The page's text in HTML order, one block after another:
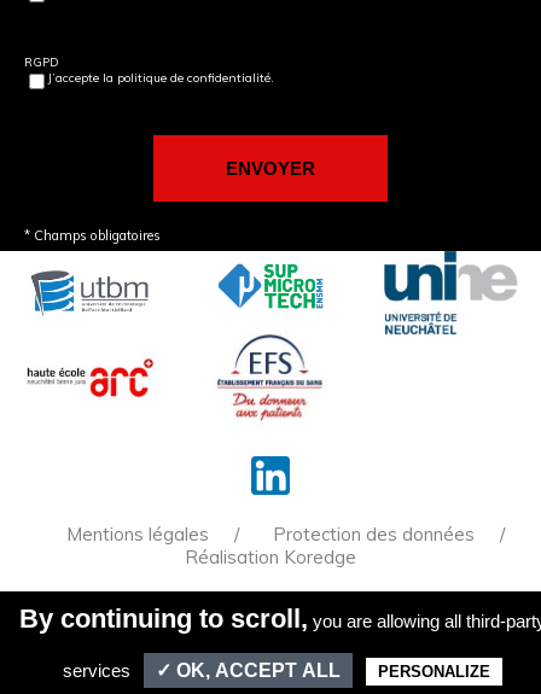
RGPD
J’accepte la politique de confidentialité.
* Champs obligatoires
Mentions légales
Protection des données
Réalisation Koredge
la reproduction de tout ou partie de ce site est
directeur de la publication.
By continuing to scroll, you are allowing all third-
services ✓ OK, ACCEPT ALL PERSONALIZE